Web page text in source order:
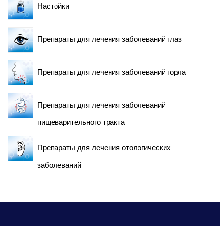
Настойки
Препараты для лечения заболеваний глаз
Препараты для лечения заболеваний горла
Препараты для лечения заболеваний
пищеварительного тракта
Препараты для лечения отологических
заболеваний